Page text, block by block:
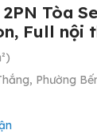
Tòa
Full nội
Phường
Minh